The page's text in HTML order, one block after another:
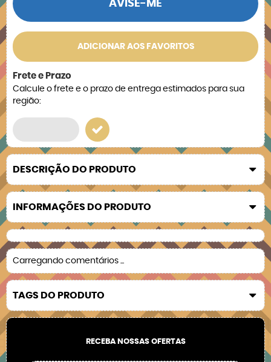
AVISE-ME
ADICIONAR AOS FAVORITOS
Frete e Prazo
Calcule o frete e o prazo de entrega estimados para sua
região:
DESCRIÇÃO DO PRODUTO
INFORMAÇÕES DO PRODUTO
Carregando comentários ...
TAGS DO PRODUTO
RECEBA NOSSAS OFERTAS